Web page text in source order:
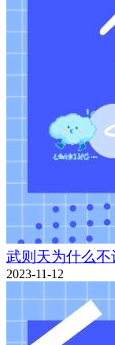
武则天为什么不
2023-11-12